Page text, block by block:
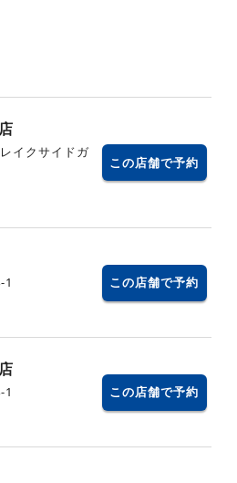
イクサイドガ
この店舗で予約
1 この店舗で予約
1 この店舗で予約